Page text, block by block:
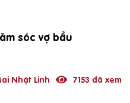
sóc vợ bầu
Nhật Linh 7153 đã xem